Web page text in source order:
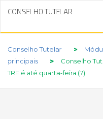
CONSELHO TUTELAR
Conselho Tutelar >
principais
>
Conselho
TRE é até quarta-feira (7)